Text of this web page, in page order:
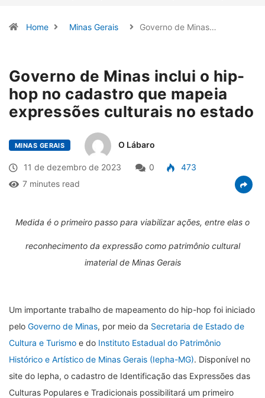
Home Minas Gerais Governo de Minas…
Governo de Minas inclui o hip-
hop no cadastro que mapeia
expressões culturais no estado
MINAS GERAIS O Lábaro
11 de dezembro de 2023 0
473
7 minutes read
Medida é o primeiro passo para viabilizar ações, entre elas o
reconhecimento da expressão como patrimônio cultural
imaterial de Minas Gerais
Um importante trabalho de mapeamento do hip-hop foi iniciado
pelo Governo de Minas, por meio da Secretaria de Estado de
Cultura e Turismo e do Instituto Estadual do Patrimônio
Histórico e Artístico de Minas Gerais (Iepha-MG). Disponível no
site do Iepha, o cadastro de Identificação das Expressões das
Culturas Populares e Tradicionais possibilitará um primeiro